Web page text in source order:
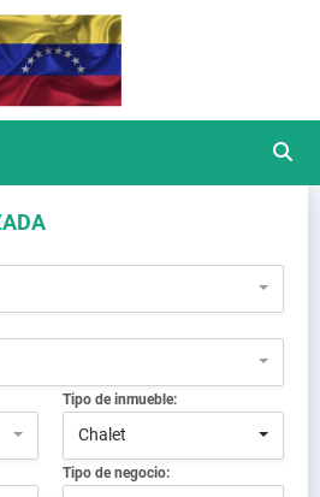
Tipo de inmueble:
Chalet
Tipo de negocio: